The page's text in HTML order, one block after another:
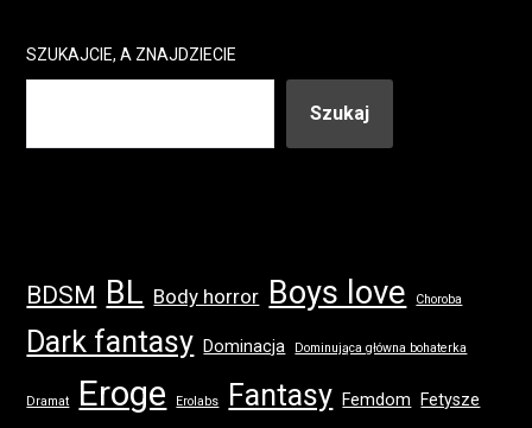
SZUKAJCIE, A ZNAJDZIECIE
Szukaj
BDSM BL Body horror Boys love Choroba
Dark fantasy Dominacja Dominująca główna bohaterka
Dramat Eroge Erolabs Fantasy Femdom Fetysze